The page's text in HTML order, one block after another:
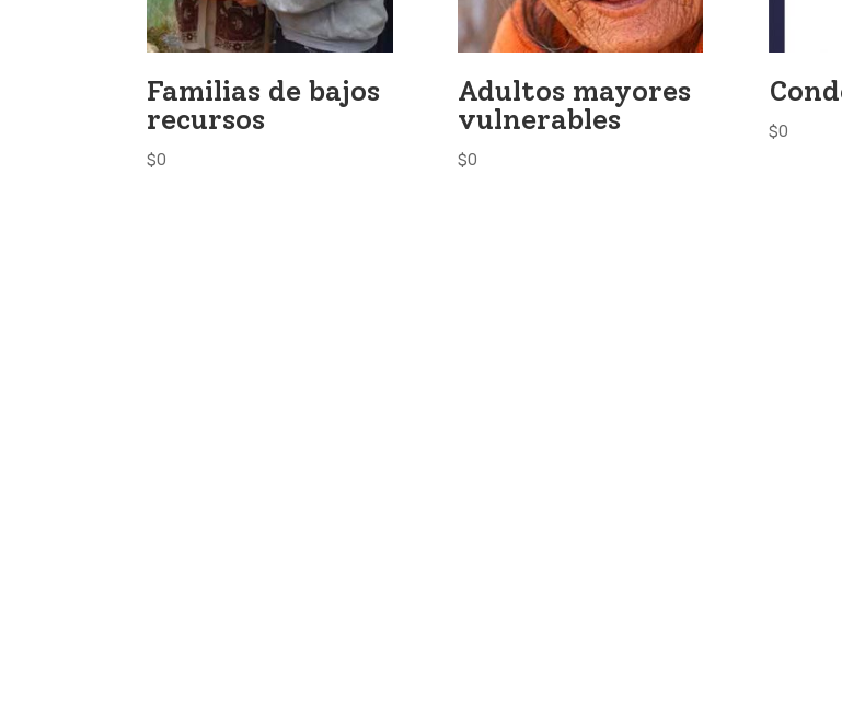
Familias de bajos
recursos
$0
Adultos mayores
vulnerables
$0
$0